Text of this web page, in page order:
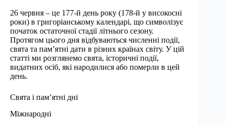
26 червня – це 177-й день року (178-й у високосні
роки) в григоріанському календарі, що символізує
початок остаточної стадії літнього сезону.
Протягом цього дня відбуваються численні події,
свята та пам’ятні дати в різних країнах світу. У цій
статті ми розглянемо свята, історичні події,
видатних осіб, які народилися або померли в цей
день.
Свята і пам’ятні дні
Міжнародні